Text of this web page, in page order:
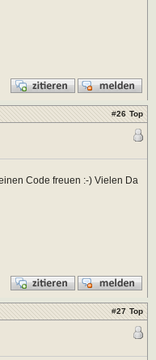
#26 Top
Code freuen :-) Vielen Da
#27 Top